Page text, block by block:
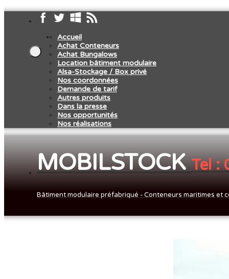
Accueil
Achat Conteneurs
Achat Bungalows
Location bâtiment modulaire
Alsa-Stockage / Box privé
Nos coordonnées
Demande de tarif
Autres produits
Dans la presse
Nos opportunités
Nos réalisations
MOBILSTOCKTel :
Bâtiment modulaire préfabriqué - Conteneurs maritimes et